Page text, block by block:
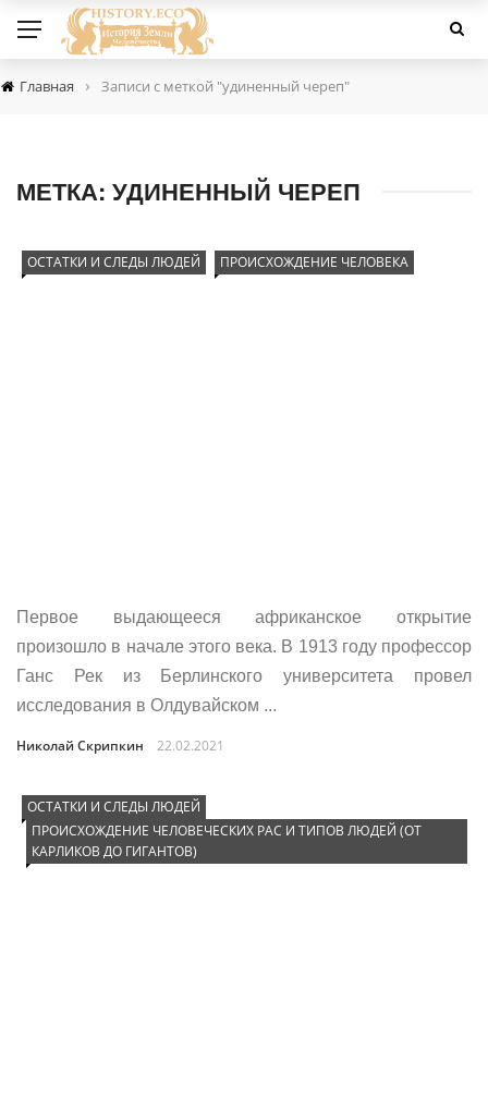
Главная › Записи с меткой "удиненный череп"
МЕТКА: УДИНЕННЫЙ ЧЕРЕП
ОСТАТКИ И СЛЕДЫ ЛЮДЕЙ ПРОИСХОЖДЕНИЕ ЧЕЛОВЕКА
Первое выдающееся африканское открытие
произошло в начале этого века. В 1913 году профессор
Ганс Рек из Берлинского университета провел
исследования в Олдувайском ...
Николай Скрипкин 22.02.2021
ОСТАТКИ И СЛЕДЫ ЛЮДЕЙ
ПРОИСХОЖДЕНИЕ ЧЕЛОВЕЧЕСКИХ РАС И ТИПОВ ЛЮДЕЙ (ОТ
КАРЛИКОВ ДО ГИГАНТОВ)